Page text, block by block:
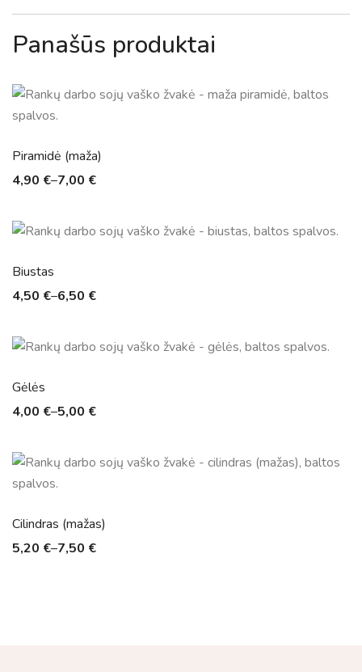
Panašūs produktai
Piramidė (maža)
4,90 €–7,00 €
Biustas
4,50 €–6,50 €
Gėlės
4,00 €–5,00 €
Cilindras (mažas)
5,20 €–7,50 €